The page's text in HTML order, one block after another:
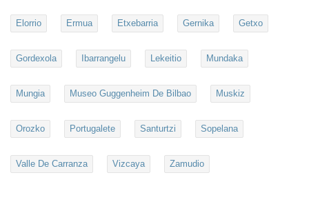
Elorrio Ermua Etxebarria Gernika Getxo
Gordexola Ibarrangelu Lekeitio Mundaka
Mungia Museo Guggenheim De Bilbao Muskiz
Orozko Portugalete Santurtzi Sopelana
Valle De Carranza Vizcaya Zamudio